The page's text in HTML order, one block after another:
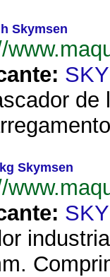
Skymsen
de
Skymsen